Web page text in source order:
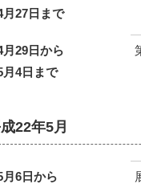
月27日まで
月29日から
月4日まで
22年5月
月6日から